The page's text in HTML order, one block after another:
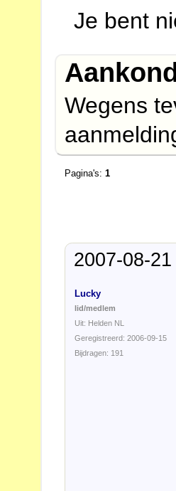
Je bent
Wegens
Pagina's:1
2007-08-
Lucky
lid/medlem
Uit: Helden NL
Geregistreerd: 2006-09-15
Bijdragen: 191